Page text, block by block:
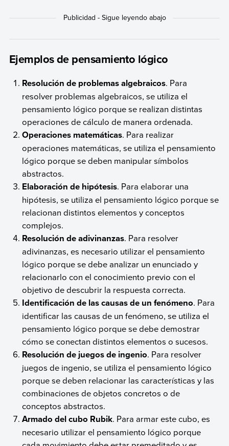
Ejemplos de pensamiento lógico
Resolución de problemas algebraicos. Para
resolver problemas algebraicos, se utiliza el
pensamiento lógico porque se realizan distintas
operaciones de cálculo de manera ordenada.
Operaciones matemáticas. Para realizar
operaciones matemáticas, se utiliza el pensamiento
lógico porque se deben manipular símbolos
abstractos.
Elaboración de hipótesis. Para elaborar una
hipótesis, se utiliza el pensamiento lógico porque se
relacionan distintos elementos y conceptos
complejos.
Resolución de adivinanzas. Para resolver
adivinanzas, es necesario utilizar el pensamiento
lógico porque se debe analizar un enunciado y
relacionarlo con el conocimiento previo con el
objetivo de descubrir la respuesta correcta.
Identificación de las causas de un fenómeno. Para
identificar las causas de un fenómeno, se utiliza el
pensamiento lógico porque se debe demostrar
cómo se conectan distintos elementos o sucesos.
Resolución de juegos de ingenio. Para resolver
juegos de ingenio, se utiliza el pensamiento lógico
porque se deben relacionar las características y las
combinaciones de objetos concretos o de
conceptos abstractos.
Armado del cubo Rubik. Para armar este cubo, es
necesario utilizar el pensamiento lógico porque